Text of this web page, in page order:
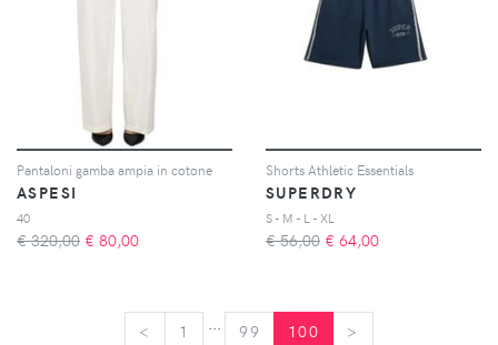
Pantaloni gamba ampia in cotone
ASPESI
40
€ 320,00 € 80,00
Shorts Athletic Essentials
SUPERDRY
S - M - L - XL
€ 56,00 € 64,00
< 1 99 100 >